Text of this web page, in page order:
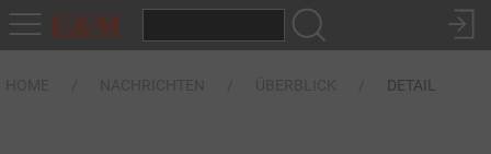
DETAIL